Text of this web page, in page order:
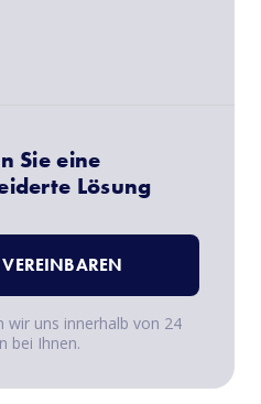
Sie eine
Lösung
wir uns innerhalb von 24
bei Ihnen.